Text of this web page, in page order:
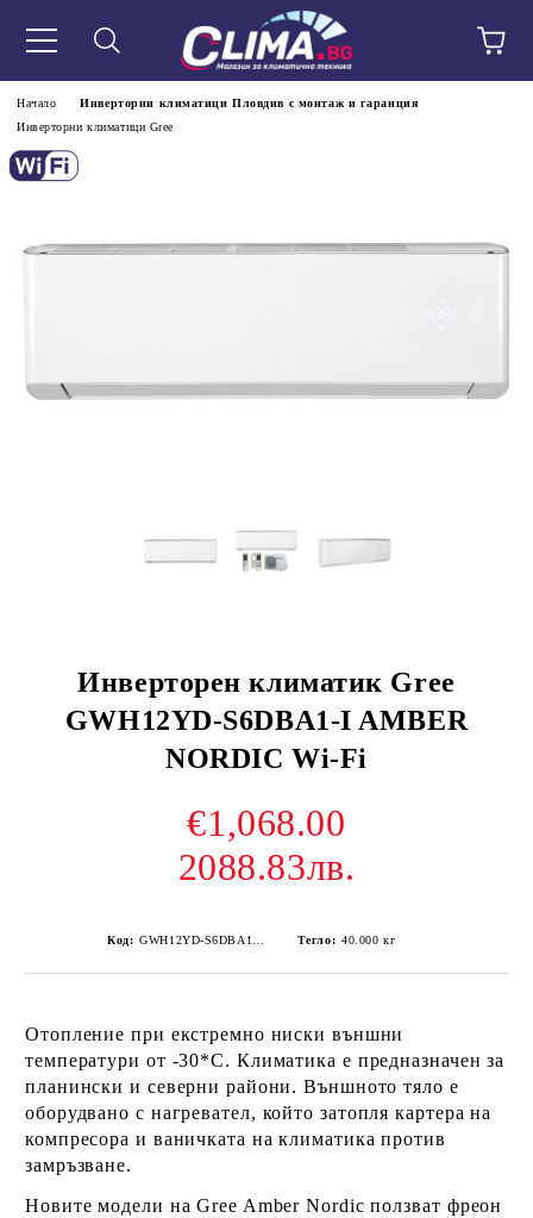
Начало
Инверторни климатици Пловдив с монтаж и гаранция
Инверторни климатици Gree
Инверторен климатик Gree
GWH12YD-S6DBA1-I AMBER
NORDIC Wi-Fi
€1,068.00
2088.83лв.
Код: GWH12YD-S6DBA1-I AMBER NORDIC Wi-Fi Тегло: 40.000 кг
Отопление при екстремно ниски външни
температури от -30*C. Климатика е предназначен за
планински и северни райони. Външното тяло е
оборудвано с нагревател, който затопля картера на
компресора и ваничката на климатика против
замръзване.
Новите модели на Gree Amber Nordic ползват фреон